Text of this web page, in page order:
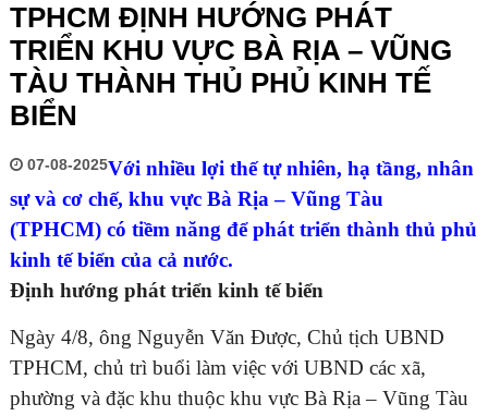
TPHCM ĐỊNH HƯỚNG PHÁT
TRIỂN KHU VỰC BÀ RỊA – VŨNG
TÀU THÀNH THỦ PHỦ KINH TẾ
BIỂN
07-08-2025Với nhiều lợi thế tự nhiên, hạ tầng, nhân
sự và cơ chế, khu vực Bà Rịa – Vũng Tàu
(TPHCM) có tiềm năng để phát triển thành thủ phủ
kinh tế biển của cả nước.
Định hướng phát triển kinh tế biển
Ngày 4/8, ông Nguyễn Văn Được, Chủ tịch UBND
TPHCM, chủ trì buổi làm việc với UBND các xã,
phường và đặc khu thuộc khu vực Bà Rịa – Vũng Tàu